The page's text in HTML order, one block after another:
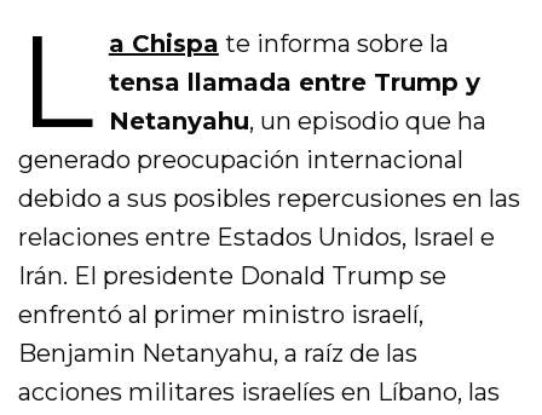
L a Chispa te informa sobre la
tensa llamada entre Trump y
Netanyahu, un episodio que ha
generado preocupación internacional
debido a sus posibles repercusiones en las
relaciones entre Estados Unidos, Israel e
Irán. El presidente Donald Trump se
enfrentó al primer ministro israelí,
Benjamin Netanyahu, a raíz de las
acciones militares israelíes en Líbano, las